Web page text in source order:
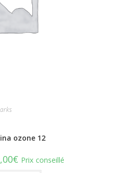
ozone 12
€ Prix conseillé